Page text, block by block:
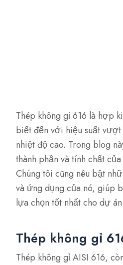
Thép không gỉ 616 là hợp
biết đến với hiệu suất
nhiệt độ cao. Trong blog
thành phần và tính chất
Chúng tôi cũng nêu bật
và ứng dụng của nó, giúp
lựa chọn tốt nhất cho dự
Thép không gỉ
Thép không gỉ AISI 616,